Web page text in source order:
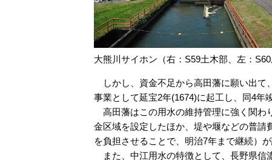
大熊川サイホン（右：S59土木部、左：S60
しかし、資金不足から高田藩に願い出て
事業として延宝2年(1674)に起工し、同4年
高田藩はこの用水の維持管理に強く関わ
金区域を設定したほか、堤や堰などの普
を負担させることで、明治7年まで継続）が
また、中江用水の特徴として、長野県信